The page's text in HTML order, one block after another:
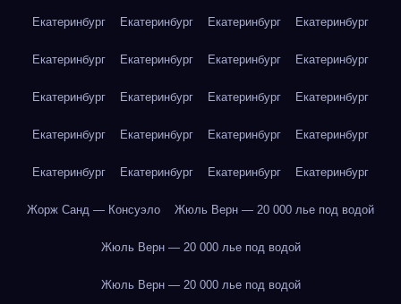
Екатеринбург Екатеринбург Екатеринбург Екатеринбург
Екатеринбург Екатеринбург Екатеринбург Екатеринбург
Екатеринбург Екатеринбург Екатеринбург Екатеринбург
Екатеринбург Екатеринбург Екатеринбург Екатеринбург
Екатеринбург Екатеринбург Екатеринбург Екатеринбург
Жорж Санд — Консуэло Жюль Верн — 20 000 лье под водой
Жюль Верн — 20 000 лье под водой
Жюль Верн — 20 000 лье под водой